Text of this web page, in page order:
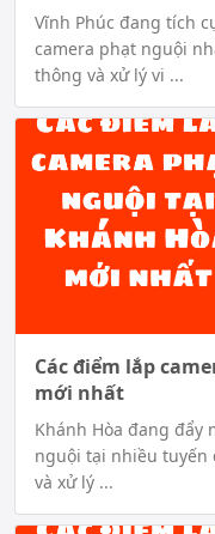
Vĩnh Phúc đang tích
camera phạt nguội
thông và xử lý vi ...
Các điểm lắp
mới nhất
Khánh Hòa đang đẩy
nguội tại nhiều
và xử lý ...